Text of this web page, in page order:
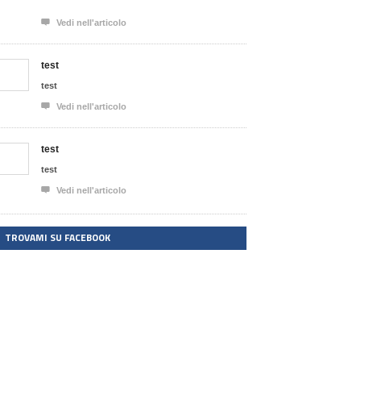
 Vedi nell'articolo
test
test
 Vedi nell'articolo
test
test
 Vedi nell'articolo
TROVAMI SU FACEBOOK